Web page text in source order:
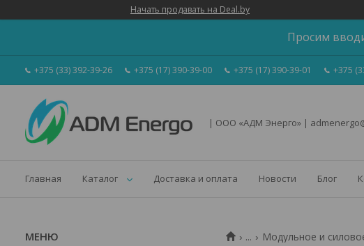
Начать продавать на Deal.by
Просим
+375 (33) 392-39-26 +375 (17) 390-39-00 +375 (17) 390-39-01 +375
| ООО «АДМ Энерго» |
Главная Каталог Доставка и оплата Новости Блог
... Модульное и